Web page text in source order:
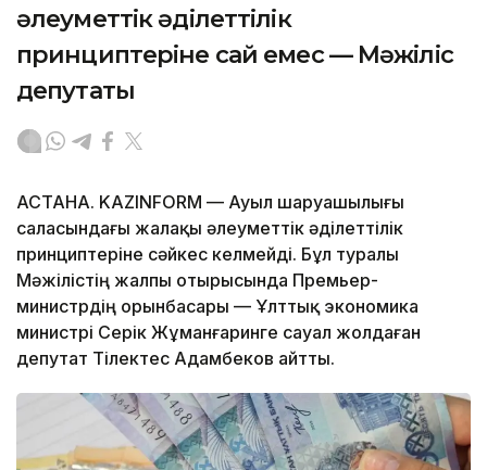
әлеуметтік әділеттілік
принциптеріне сай емес — Мәжіліс
депутаты
АСТАНА. KAZINFORM — Ауыл шаруашылығы
саласындағы жалақы әлеуметтік әділеттілік
принциптеріне сәйкес келмейді. Бұл туралы
Мәжілістің жалпы отырысында Премьер-
министрдің орынбасары — Ұлттық экономика
министрі Серік Жұманғаринге сауал жолдаған
депутат Тілектес Адамбеков айтты.